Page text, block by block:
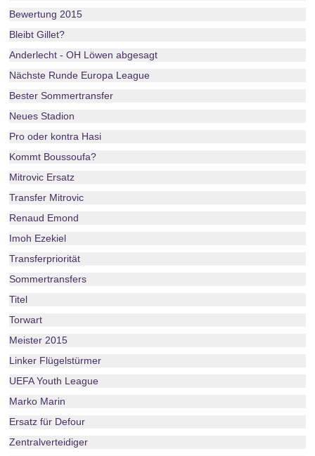
Bewertung 2015
Bleibt Gillet?
Anderlecht - OH Löwen abgesagt
Nächste Runde Europa League
Bester Sommertransfer
Neues Stadion
Pro oder kontra Hasi
Kommt Boussoufa?
Mitrovic Ersatz
Transfer Mitrovic
Renaud Emond
Imoh Ezekiel
Transferpriorität
Sommertransfers
Titel
Torwart
Meister 2015
Linker Flügelstürmer
UEFA Youth League
Marko Marin
Ersatz für Defour
Zentralverteidiger